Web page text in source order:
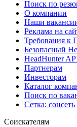
Поиск по
О компании
Наши
Реклама на
Требования к
Безопасный
HeadHunter
Партнерам
Инвесторам
Каталог
Поиск по
Сетка:
Соискателям